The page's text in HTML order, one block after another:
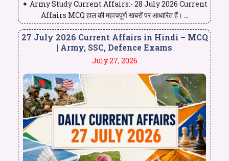
✦ Army Study Current Affairs:- 28 July 2026 Current
Affairs MCQ हाल की महत्वपूर्ण खबरों पर आधारित हैं। ...
27 July 2026 Current Affairs in Hindi – MCQ
| Army, SSC, Defence Exams
July 27, 2026